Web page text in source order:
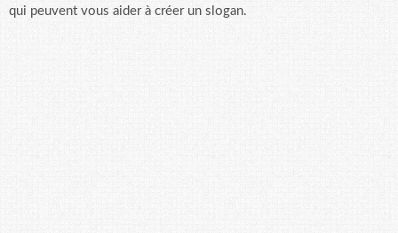
qui peuvent vous aider à créer un slogan.